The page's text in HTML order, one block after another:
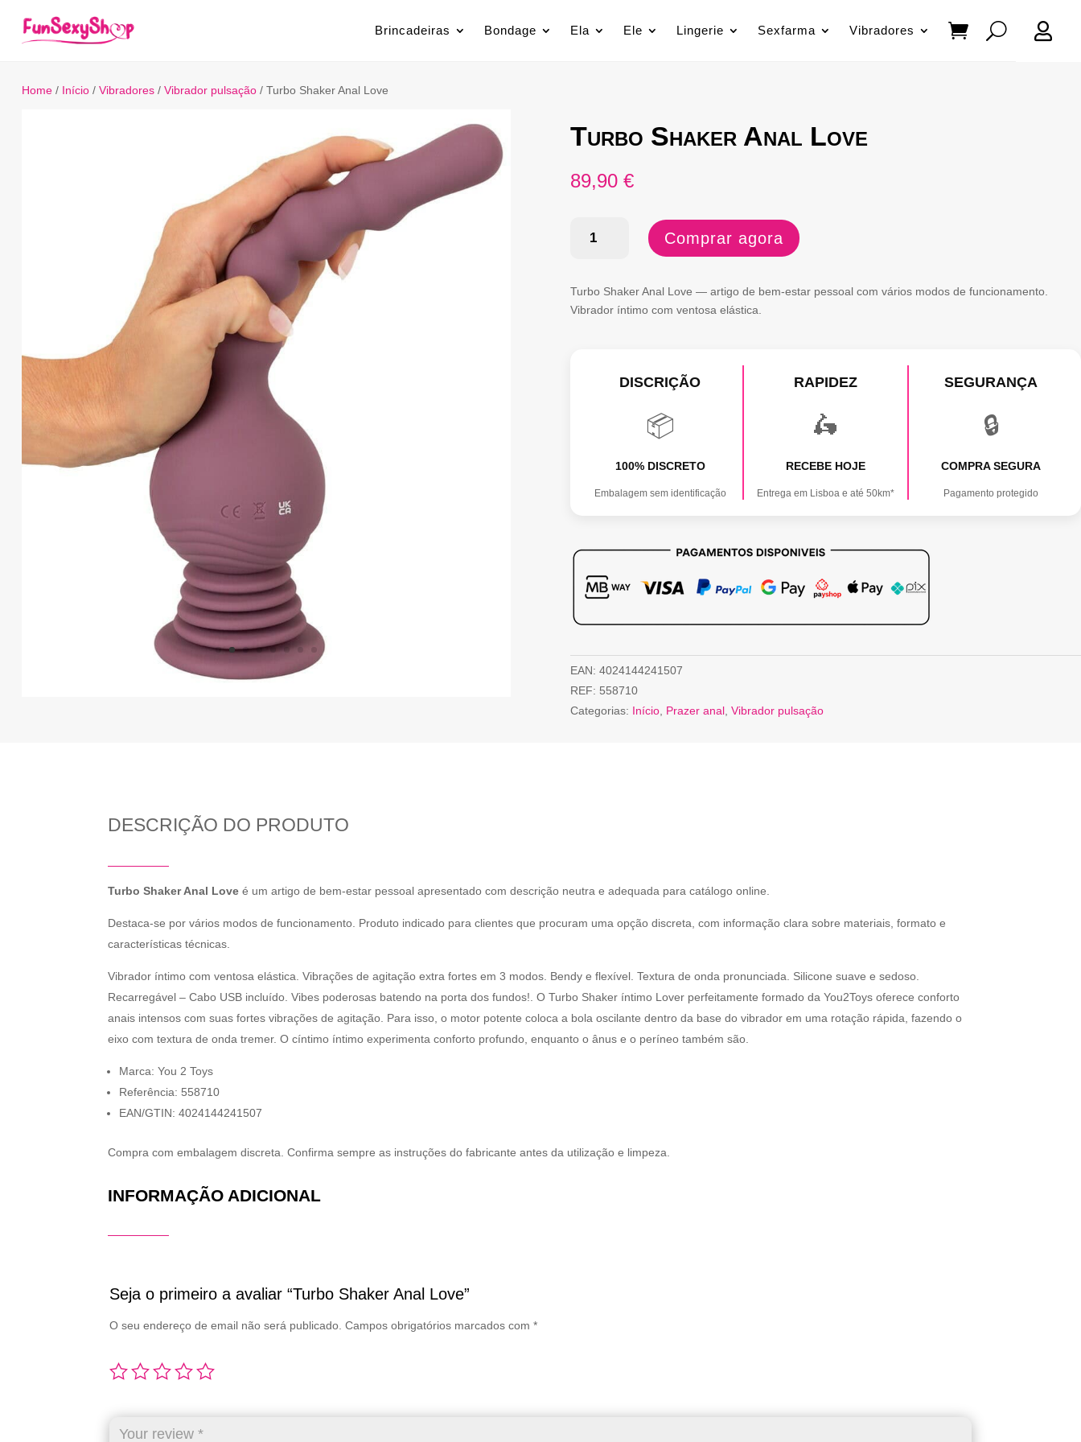
Brincadeiras Bondage Ela Ele Lingerie Sexfarma Vibradores 
Home/ Início/ Vibradores/ Vibrador pulsação/ Turbo Shaker Anal Love
Turbo Shaker Anal Love
89,90 €
Shaker
Comprar agora
Turbo Shaker Anal Love — artigo de bem-estar pessoal com vários modos de funcionamento.
Vibrador íntimo com ventosa elástica.
DISCRIÇÃO
📦
100% DISCRETO
Embalagem sem identificação
RAPIDEZ
🛵
RECEBE HOJE
Entrega em Lisboa e até 50km*
SEGURANÇA
🔒
COMPRA SEGURA
Pagamento protegido
EAN: 4024144241507
REF: 558710
Categorias: Início, Prazer anal, Vibrador pulsação
DESCRIÇÃO DO PRODUTO
Turbo Shaker Anal Love é um artigo de bem-estar pessoal apresentado com descrição neutra e adequada para catálogo online.
Destaca-se por vários modos de funcionamento. Produto indicado para clientes que procuram uma opção discreta, com informação clara sobre materiais, formato e
características técnicas.
Vibrador íntimo com ventosa elástica. Vibrações de agitação extra fortes em 3 modos. Bendy e flexível. Textura de onda pronunciada. Silicone suave e sedoso.
Recarregável – Cabo USB incluído. Vibes poderosas batendo na porta dos fundos!. O Turbo Shaker íntimo Lover perfeitamente formado da You2Toys oferece conforto
anais intensos com suas fortes vibrações de agitação. Para isso, o motor potente coloca a bola oscilante dentro da base do vibrador em uma rotação rápida, fazendo o
eixo com textura de onda tremer. O cíntimo íntimo experimenta conforto profundo, enquanto o ânus e o períneo também são.
Marca: You 2 Toys
Referência: 558710
EAN/GTIN: 4024144241507
Compra com embalagem discreta. Confirma sempre as instruções do fabricante antes da utilização e limpeza.
INFORMAÇÃO ADICIONAL
Seja o primeiro a avaliar “Turbo Shaker Anal Love”
O seu endereço de email não será publicado. Campos obrigatórios marcados com*